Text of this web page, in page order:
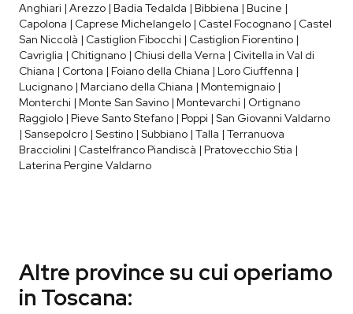
Anghiari | Arezzo | Badia Tedalda | Bibbiena | Bucine |
Capolona | Caprese Michelangelo | Castel Focognano | Castel
San Niccolà | Castiglion Fibocchi | Castiglion Fiorentino |
Cavriglia | Chitignano | Chiusi della Verna | Civitella in Val di
Chiana | Cortona | Foiano della Chiana | Loro Ciuffenna |
Lucignano | Marciano della Chiana | Montemignaio |
Monterchi | Monte San Savino | Montevarchi | Ortignano
Raggiolo | Pieve Santo Stefano | Poppi | San Giovanni Valdarno
| Sansepolcro | Sestino | Subbiano | Talla | Terranuova
Bracciolini | Castelfranco Piandiscà | Pratovecchio Stia |
Laterina Pergine Valdarno
Altre province su cui operiamo
in Toscana: